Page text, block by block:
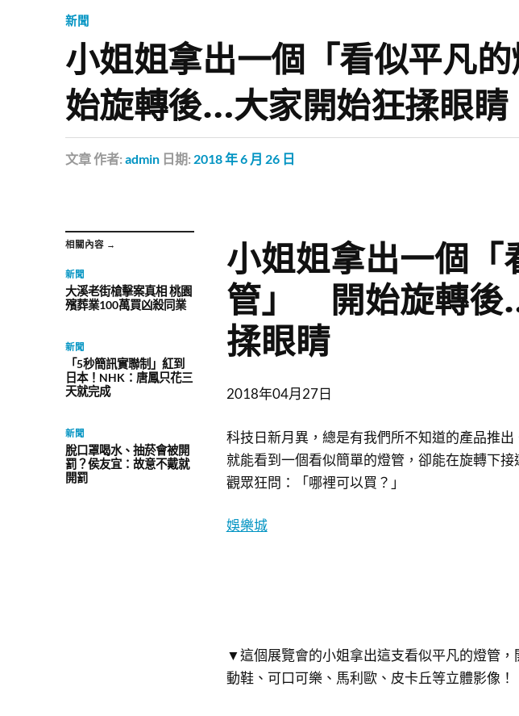
新聞
小姐姐拿出一個「看似平凡
始旋轉後…大家開始狂揉眼睛
文章作者: admin 日期: 2018 年 6 月 26 日
相關內容 →
新聞
大溪老街槍擊案真相 桃園
殯葬業100萬買凶殺同業
新聞
「5秒簡訊實聯制」紅到
日本！NHK：唐鳳只花三
天就完成
新聞
脫口罩喝水、抽菸會被開
罰？侯友宜：故意不戴就
開罰
小姐姐拿出一個「
管」 開始旋轉後
揉眼睛
2018年04月27日
科技日新月異，總是有我們所不知道的產品推出
就能看到一個看似簡單的燈管，卻能在旋轉下
觀眾狂問：「哪裡可以買？」
娛樂城
▼這個展覽會的小姐拿出這支看似平凡的燈管
動鞋、可口可樂、馬利歐、皮卡丘等立體影像！